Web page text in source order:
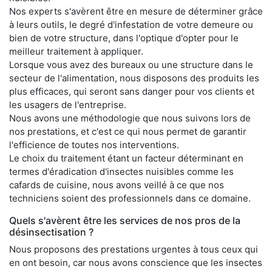
Nos experts s'avèrent être en mesure de déterminer grâce
à leurs outils, le degré d'infestation de votre demeure ou
bien de votre structure, dans l'optique d'opter pour le
meilleur traitement à appliquer.
Lorsque vous avez des bureaux ou une structure dans le
secteur de l'alimentation, nous disposons des produits les
plus efficaces, qui seront sans danger pour vos clients et
les usagers de l'entreprise.
Nous avons une méthodologie que nous suivons lors de
nos prestations, et c'est ce qui nous permet de garantir
l'efficience de toutes nos interventions.
Le choix du traitement étant un facteur déterminant en
termes d'éradication d'insectes nuisibles comme les
cafards de cuisine, nous avons veillé à ce que nos
techniciens soient des professionnels dans ce domaine.
Quels s'avèrent être les services de nos pros de la
désinsectisation ?
Nous proposons des prestations urgentes à tous ceux qui
en ont besoin, car nous avons conscience que les insectes